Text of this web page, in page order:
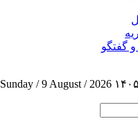
گفتگو
Sunday / 9 August / 2026